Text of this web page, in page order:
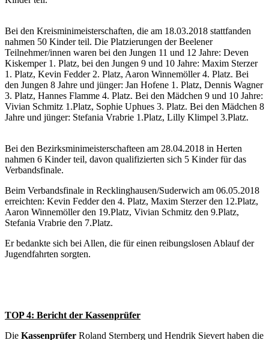
Bei den Kreisminimeisterschaften, die am 18.03.2018 stattfanden
nahmen 50 Kinder teil. Die Platzierungen der Beelener
Teilnehmer/innen waren bei den Jungen 11 und 12 Jahre: Deven
Kiskemper 1. Platz, bei den Jungen 9 und 10 Jahre: Maxim Sterzer
1. Platz, Kevin Fedder 2. Platz, Aaron Winnemöller 4. Platz. Bei
den Jungen 8 Jahre und jünger: Jan Hofene 1. Platz, Dennis Wagner
3. Platz, Hannes Flamme 4. Platz. Bei den Mädchen 9 und 10 Jahre:
Vivian Schmitz 1.Platz, Sophie Uphues 3. Platz. Bei den Mädchen 8
Jahre und jünger: Stefania Vrabrie 1.Platz, Lilly Klimpel 3.Platz.
Bei den Bezirksminimeisterschafteen am 28.04.2018 in Herten
nahmen 6 Kinder teil, davon qualifizierten sich 5 Kinder für das
Verbandsfinale.
Beim Verbandsfinale in Recklinghausen/Suderwich am 06.05.2018
erreichten: Kevin Fedder den 4. Platz, Maxim Sterzer den 12.Platz,
Aaron Winnemöller den 19.Platz, Vivian Schmitz den 9.Platz,
Stefania Vrabrie den 7.Platz.
Er bedankte sich bei Allen, die für einen reibungslosen Ablauf der
Jugendfahrten sorgten.
TOP 4: Bericht der Kassenprüfer
Die Kassenprüfer Roland Sternberg und Hendrik Sievert haben die